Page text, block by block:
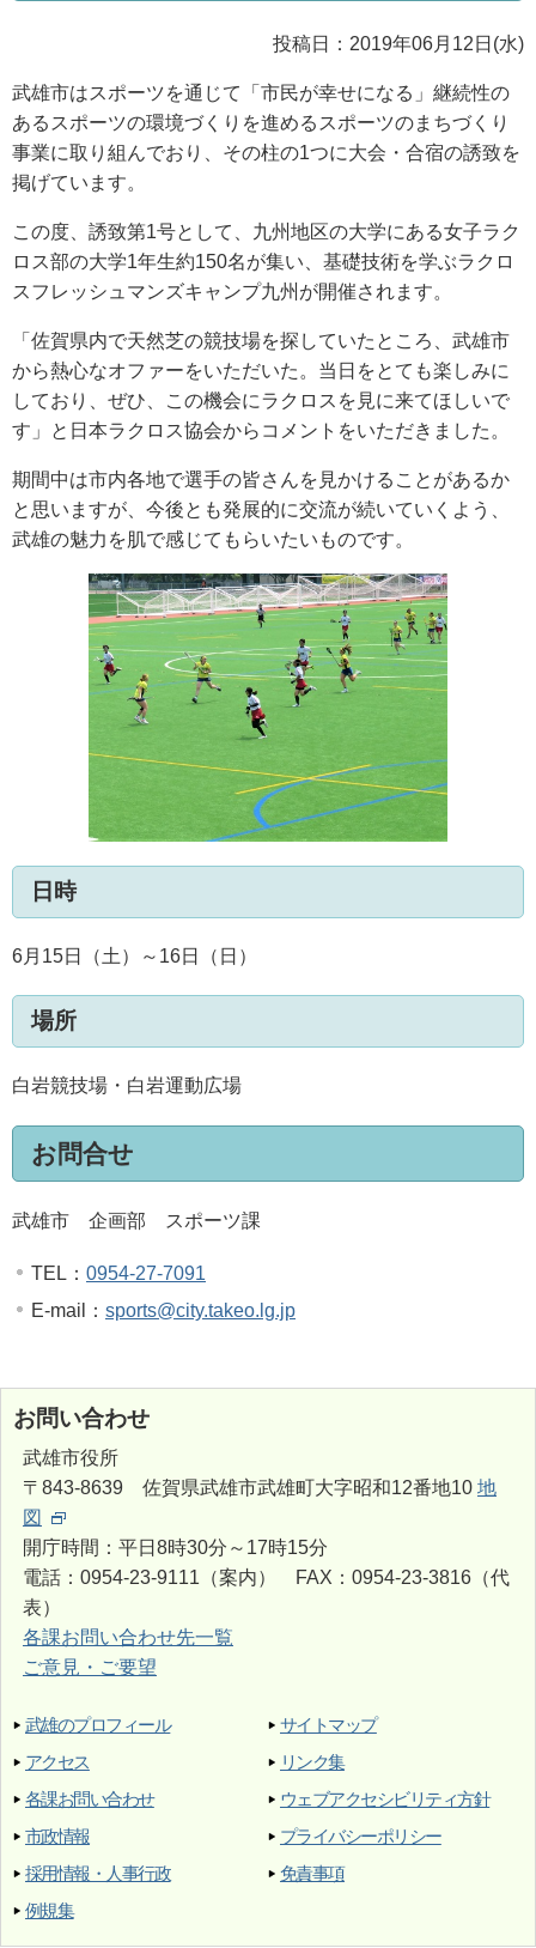
投稿日：2019年06月12日(水)
武雄市はスポーツを通じて「市民が幸せになる」継続性の
あるスポーツの環境づくりを進めるスポーツのまちづくり
事業に取り組んでおり、その柱の1つに大会・合宿の誘致を
掲げています。
この度、誘致第1号として、九州地区の大学にある女子ラク
ロス部の大学1年生約150名が集い、基礎技術を学ぶラクロ
スフレッシュマンズキャンプ九州が開催されます。
「佐賀県内で天然芝の競技場を探していたところ、武雄市
から熱心なオファーをいただいた。当日をとても楽しみに
しており、ぜひ、この機会にラクロスを見に来てほしいで
す」と日本ラクロス協会からコメントをいただきました。
期間中は市内各地で選手の皆さんを見かけることがあるか
と思いますが、今後とも発展的に交流が続いていくよう、
武雄の魅力を肌で感じてもらいたいものです。
日時
6月15日（土）～16日（日）
場所
白岩競技場・白岩運動広場
お問合せ
武雄市 企画部 スポーツ課
TEL： 0954-27-7091
E-mail： sports@city.takeo.lg.jp
お問い合わせ
武雄市役所
〒843-8639 佐賀県武雄市武雄町大字昭和12番地10 地
図
開庁時間：平日8時30分～17時15分
電話：0954-23-9111（案内） FAX：0954-23-3816（代
表）
各課お問い合わせ先一覧
ご意見・ご要望
武雄のプロフィール
アクセス
各課お問い合わせ
市政情報
採用情報・人事行政
例規集
サイトマップ
リンク集
ウェブアクセシビリティ方針
プライバシーポリシー
免責事項